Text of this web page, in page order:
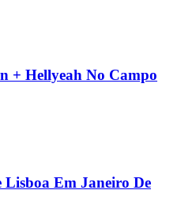
+ Hellyeah No Campo
Em Janeiro De